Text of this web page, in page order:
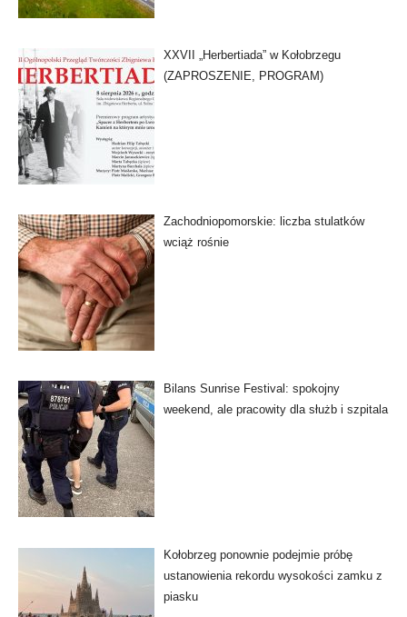
XXVII „Herbertiada” w Kołobrzegu
(ZAPROSZENIE, PROGRAM)
Zachodniopomorskie: liczba stulatków
wciąż rośnie
Bilans Sunrise Festival: spokojny
weekend, ale pracowity dla służb i szpitala
Kołobrzeg ponownie podejmie próbę
ustanowienia rekordu wysokości zamku z
piasku